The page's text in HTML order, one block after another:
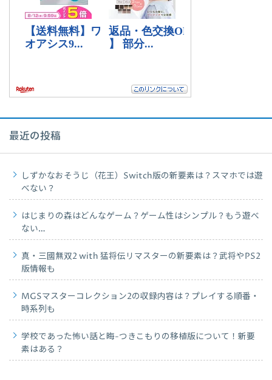
最近の投稿
しずかなおそうじ（花王）Switch版の新要素は？スマホでは遊
べない？
はじまりの森はどんなゲーム？ゲーム性はシンプル？もう遊べ
ない…
真・三國無双2 with 猛将伝リマスターの新要素は？武将やPS2
版情報も
MGSマスターコレクション2の収録内容は？プレイする順番・
時系列も
学校であった怖い話と晦-つきこもりの移植版について！新要
素はある？